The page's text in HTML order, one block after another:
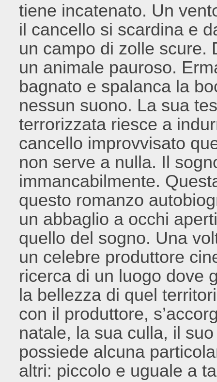
tiene incatenato. Un
il cancello si scardina e
un campo di zolle scure.
un animale pauroso.
bagnato e spalanca la
nessun suono. La sua
terrorizzata riesce a
cancello improvvisato
non serve a nulla. Il
immancabilmente.
questo romanzo
un abbaglio a occhi
quello del sogno. Una
un celebre produttore
ricerca di un luogo dove
la bellezza di quel
con il produttore,
natale, la sua culla, il
possiede alcuna
altri: piccolo e uguale a